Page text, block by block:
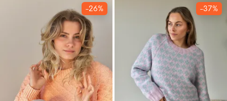
-26% -37%